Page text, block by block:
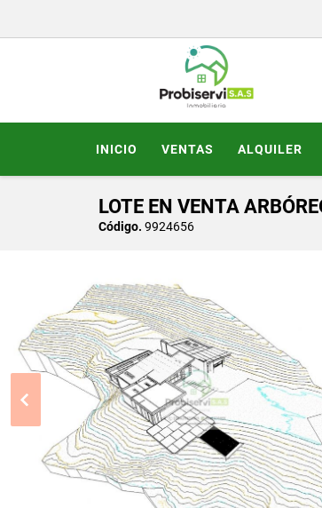
INICIO VENTAS ALQUILER
LOTE EN VENTA
Código. 9924656